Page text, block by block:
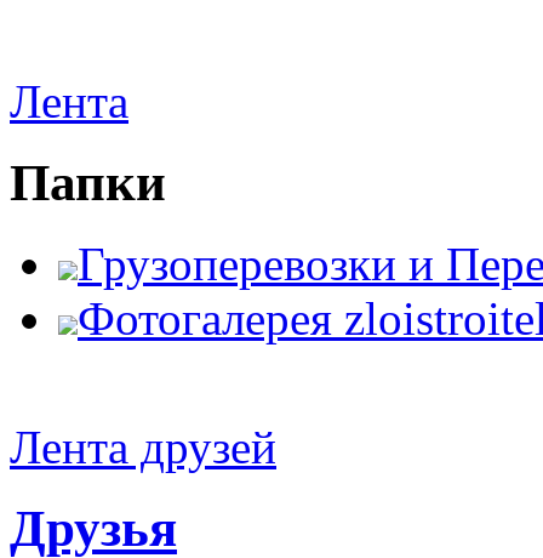
Лента
Папки
Грузоперевозки и
Фотогалерея
Лента друзей
Друзья